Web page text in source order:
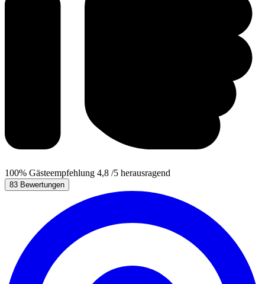
100% Gästeempfehlung 4,8 /5 herausragend
83 Bewertungen